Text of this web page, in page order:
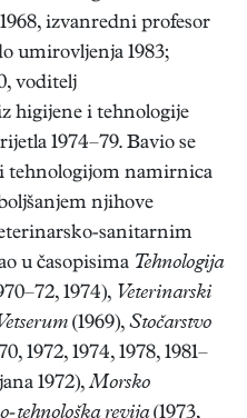
izvanredni profesor
umirovljenja 1983;
voditelj
higijene i tehnologije
1974–79. Bavio se
tehnologijom namirnica
njihove
sanitarnim
u časopisima Tehnologija
1974), Veterinarski
(1969), Stočarstvo
1972, 1974, 1978, 1981–
1972),Morsko